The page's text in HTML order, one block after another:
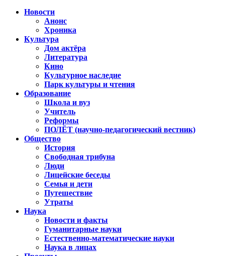
Новости
Анонс
Хроника
Культура
Дом актёра
Литература
Кино
Культурное наследие
Парк культуры и чтения
Образование
Школа и вуз
Учитель
Реформы
ПОЛЁТ (научно-педагогический вестник)
Общество
История
Свободная трибуна
Люди
Лицейские беседы
Семья и дети
Путешествие
Утраты
Наука
Новости и факты
Гуманитарные науки
Естественно-математические науки
Наука в лицах